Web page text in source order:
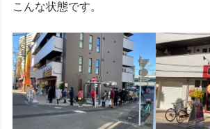
こんな状態です。